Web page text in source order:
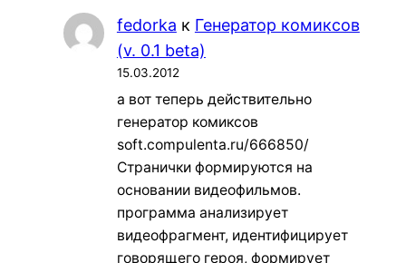
fedorka к Генератор комиксов
(v. 0.1 beta)
15.03.2012
а вот теперь действительно
генератор комиксов
soft.compulenta.ru/666850/
Странички формируются на
основании видеофильмов.
программа анализирует
видеофрагмент, идентифицирует
говорящего героя, формирует